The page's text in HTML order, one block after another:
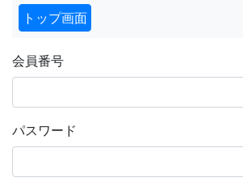
トップ画面
会員番号
パスワード